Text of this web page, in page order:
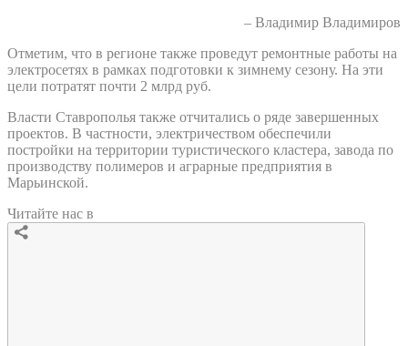
– Владимир Владимиров
Отметим, что в регионе также проведут ремонтные работы на
электросетях в рамках подготовки к зимнему сезону. На эти
цели потратят почти 2 млрд руб.
Власти Ставрополья также отчитались о ряде завершенных
проектов. В частности, электричеством обеспечили
постройки на территории туристического кластера, завода по
производству полимеров и аграрные предприятия в
Марьинской.
Читайте нас в